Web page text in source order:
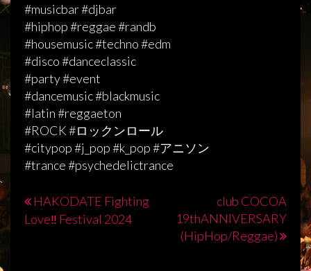
#musicbar #djbar
#hiphop #reggae #randb
#housemusic #techno #edm
#disco #danceclassic
#party #event
#dancemusic #blackmusic
#latin #reggaeton
#ROCK #ロックンロール
#citypop #j_pop #k_pop #アニソン
#trance #psychedelictrance
投
HAKODATE Fighting
Love‼︎ Festival 2024
club COCOA
19thANNIVERSARY
(HipHop/Reggae)